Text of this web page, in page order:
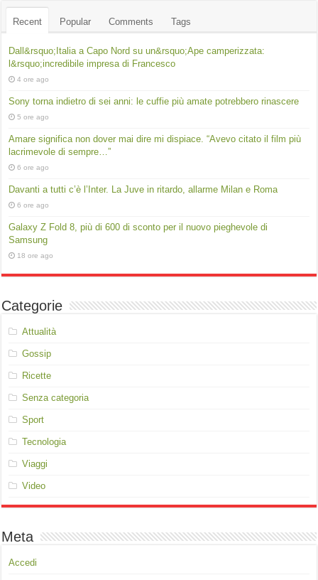
Recent Popular Comments Tags
Dall&rsquo;Italia a Capo Nord su un&rsquo;Ape camperizzata:
l&rsquo;incredibile impresa di Francesco
4 ore ago
Sony torna indietro di sei anni: le cuffie più amate potrebbero rinascere
5 ore ago
Amare significa non dover mai dire mi dispiace. “Avevo citato il film più
lacrimevole di sempre…”
6 ore ago
Davanti a tutti c’è l’Inter. La Juve in ritardo, allarme Milan e Roma
6 ore ago
Galaxy Z Fold 8, più di 600 di sconto per il nuovo pieghevole di
Samsung
18 ore ago
Categorie
Attualità
Gossip
Ricette
Senza categoria
Sport
Tecnologia
Viaggi
Video
Meta
Accedi